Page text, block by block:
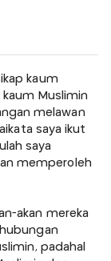
kaum
Muslimin
melawan
saya ikut
saya
memperoleh
akan mereka
padahal